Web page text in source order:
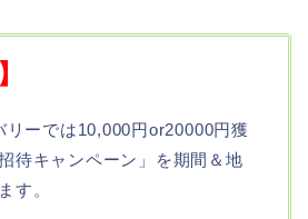
リーでは10,000円or20000円獲
待キャンペーン」を期間＆地
す。